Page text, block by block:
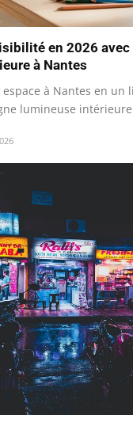
en 2026 avec
à Nantes
à Nantes en un
lumineuse